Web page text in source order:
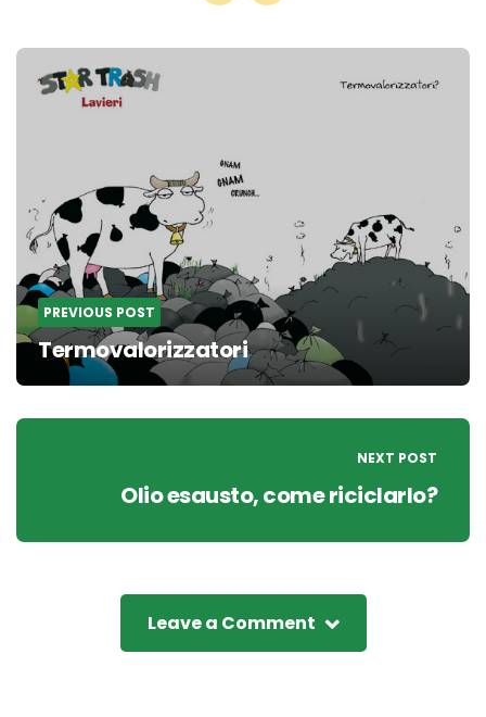
Post
navigation
PREVIOUS POST
Termovalorizzatori
NEXT POST
Olio esausto, come riciclarlo?
Leave a Comment